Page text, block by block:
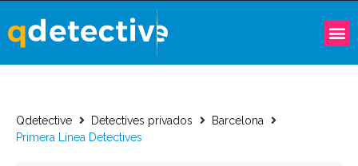
Qdetective Detectives privados
Barcelona
Primera Línea Detectives